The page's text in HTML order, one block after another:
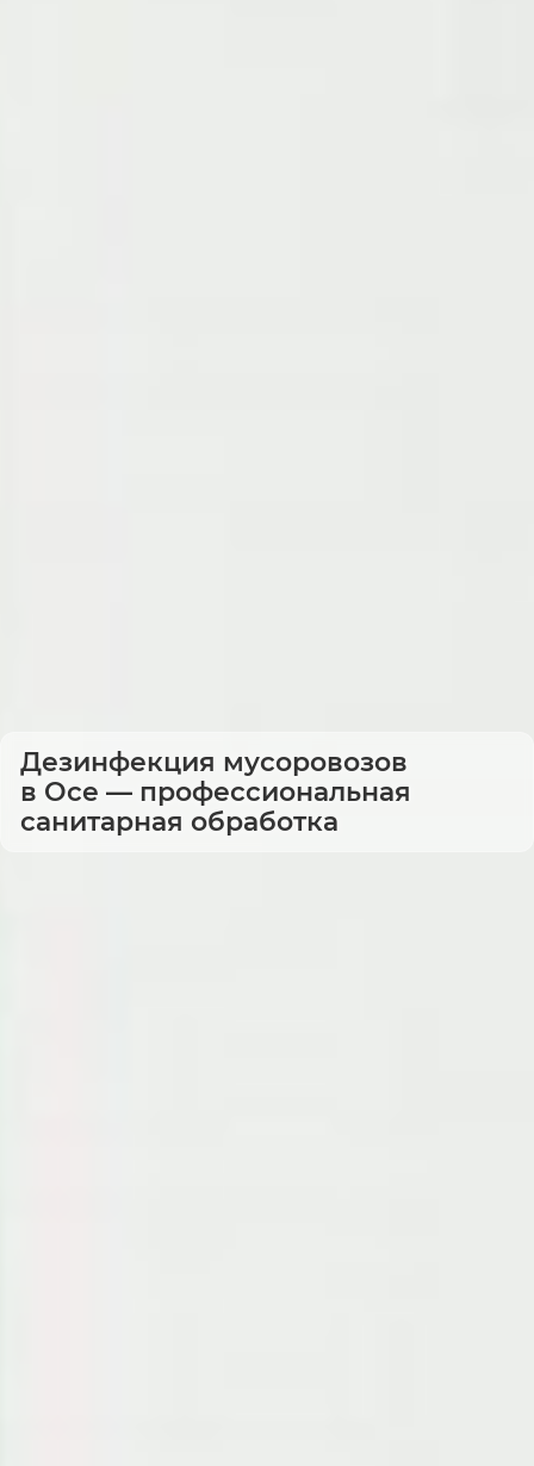
Дезинфекция мусоровозов
в Осе — профессиональная
санитарная обработка